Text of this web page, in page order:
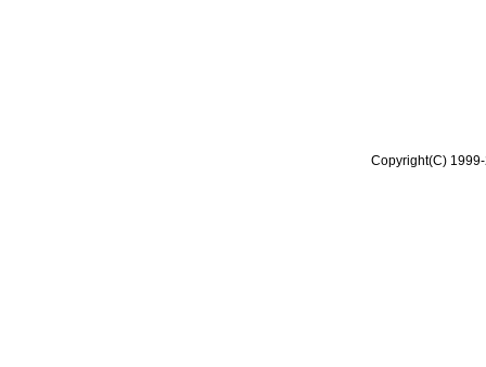
Copyright(C)